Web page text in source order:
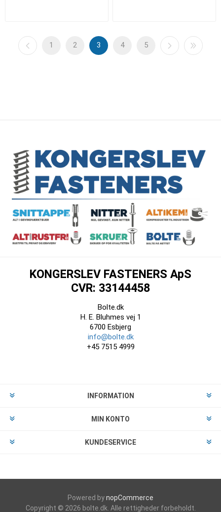
1 2 3 4 5
KONGERSLEV FASTENERS ApS
CVR: 33144458
Bolte.dk
H. E. Bluhmes vej 1
6700 Esbjerg
info@bolte.dk
+45 7515 4999
INFORMATION
MIN KONTO
KUNDESERVICE
Powered bynopCommerce
Copyright © 2026 bolte.dk. Alle rettigheder forbeholdt.